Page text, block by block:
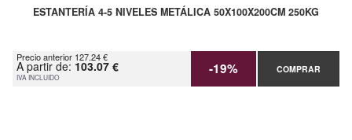
ESTANTERÍA 4-5 NIVELES METÁLICA 50X100X200CM 250KG
Precio anterior 127.24 €
A partir de: 103.07 €
IVA INCLUIDO -19% COMPRAR